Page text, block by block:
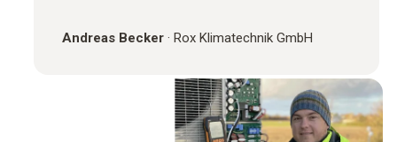
Andreas Becker · Rox Klimatechnik GmbH